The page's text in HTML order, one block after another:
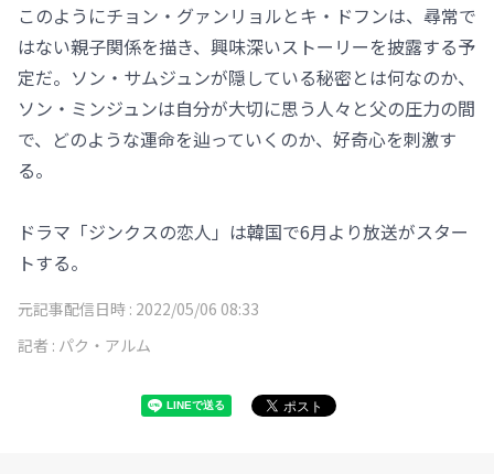
このようにチョン・グァンリョルとキ・ドフンは、尋常で
はない親子関係を描き、興味深いストーリーを披露する予
定だ。ソン・サムジュンが隠している秘密とは何なのか、
ソン・ミンジュンは自分が大切に思う人々と父の圧力の間
で、どのような運命を辿っていくのか、好奇心を刺激す
る。
ドラマ「ジンクスの恋人」は韓国で6月より放送がスター
トする。
元記事配信日時 : 2022/05/06 08:33
記者 : パク・アルム